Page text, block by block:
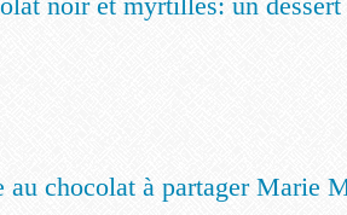
au chocolat à partager Marie